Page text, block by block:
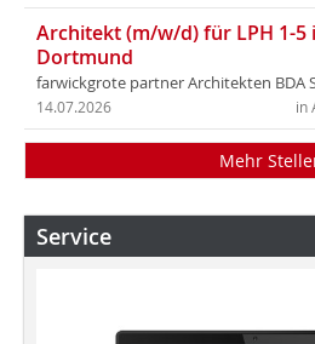
Architekt (m/w/d) für LPH 1-5
Dortmund
farwickgrote partner Architekten BDA
in
14.07.2026
Mehr
Service